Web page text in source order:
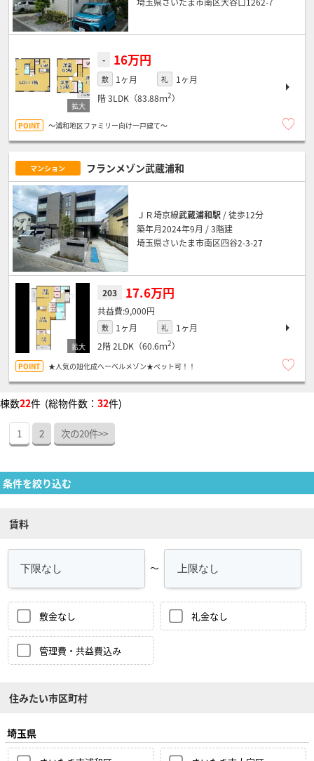
- 16万円
敷 1ヶ月 礼
1ヶ月
階3LDK（83.88ｍ2）
～浦和地区ファミリー向け一戸建て～
マンション フランメゾン武蔵浦和
ＪＲ埼京線武蔵浦和駅 / 徒歩12分
築年月2024年9月 / 3階建
埼玉県さいたま市南区四谷2-3-27
203 17.6万円
9,000円
敷 1ヶ月 礼
1ヶ月
2階2LDK（60.6ｍ2）
★人気の旭化成へーベルメゾン★ペット可！！
棟数22件 (総物件数： 32件)
1 2 次の20件>>
条件を絞り込む
賃料
～
敷金なし 礼金なし
管理費・共益費込み
住みたい市区町村
埼玉県